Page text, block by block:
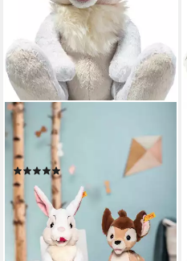
STEIFF
Kuscheltier Disney Originals,
Klopfer, 21 cm
(2)
ab 38,50 €
lieferbar - in 3-4 Werktagen bei dir